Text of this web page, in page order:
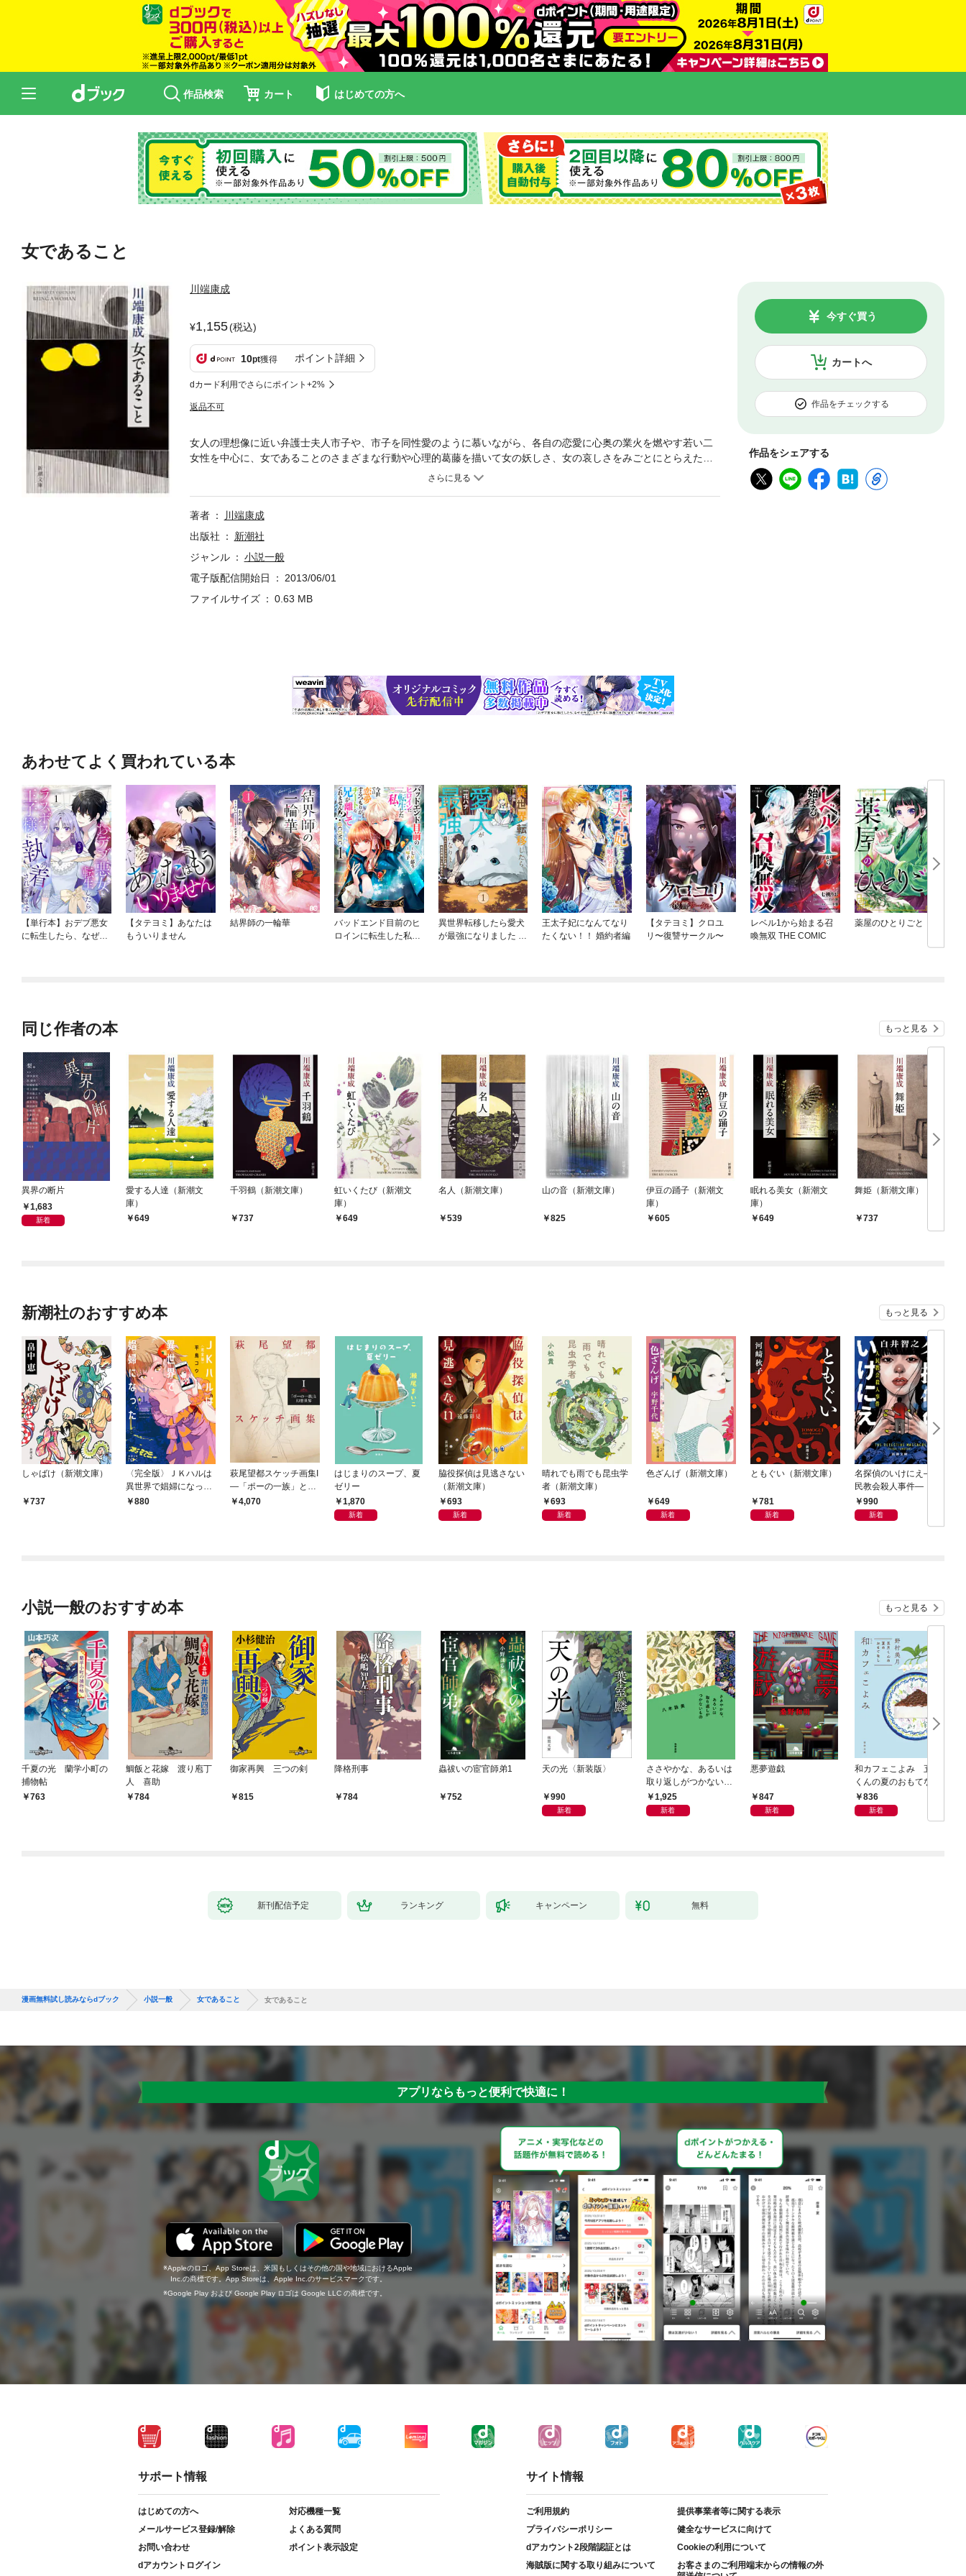
作品検索 カート はじめての方へ
女であること
川端康成
1,155(税込)
10pt獲得 ポイント詳細
dカード利用でさらにポイント+2%
返品不可
カートへ
今すぐ買う
作品をチェックする
作品をシェアする
女人の理想像に近い弁護士夫人市子や、市子を同性愛のように慕いながら、各自の恋愛に心奥の業火を燃やす若い二
女性を中心に、女であることのさまざまな行動や心理的葛藤を描いて女の妖しさ、女の哀しさをみごとにとらえた名
作。ここには、女が女を知る恐怖、女の気づかぬ女の孤独と自負が、女の命のなまなましさと無常の美とをたたえな
著者
川端康成
出版社
新潮社
ジャンル
小説一般
電子版配信開始日
2013/06/01
ファイルサイズ
0.63 MB
あわせてよく買われている本
【単行本】おデブ悪女
に転生したら、なぜか
【タテヨミ】あなたは
もういりません
結界師の一輪華
バッドエンド目前のヒ
ロインに転生した私、
異世界転移したら愛犬
が最強になりました ～
王太子妃になんてなり
たくない！！ 婚約者編
【タテヨミ】クロユ
リ〜復讐サークル〜
レベル1から始まる召
喚無双 THE COMIC
薬屋のひとりごと
同じ作者の本 もっと見る
異界の断片
1,683
新着
愛する人達（新潮文
庫）
649
千羽鶴（新潮文庫）
737
虹いくたび（新潮文
庫）
649
名人（新潮文庫）
539
山の音（新潮文庫）
825
伊豆の踊子（新潮文
庫）
605
眠れる美女（新潮文
庫）
649
舞姫（新潮文庫）
737
新潮社のおすすめ本 もっと見る
しゃばけ（新潮文庫）
737
〈完全版〉ＪＫハルは
異世界で娼婦になった
（新潮文庫nex）
880
萩尾望都スケッチ画集I
—「ポーの一族」と幻
想世界—
4,070
はじまりのスープ、夏
ゼリー
1,870
新着
脇役探偵は見逃さない
（新潮文庫）
693
新着
晴れでも雨でも昆虫学
者（新潮文庫）
693
新着
色ざんげ（新潮文庫）
649
新着
ともぐい（新潮文庫）
781
新着
名探偵のいけにえ—人
民教会殺人事件—（新
潮文庫）
990
新着
小説一般のおすすめ本 もっと見る
千夏の光 蘭学小町の
捕物帖
763
鯛飯と花嫁 渡り庖丁
人 喜助
784
御家再興 三つの剣
815
降格刑事
784
蟲祓いの宦官師弟1
752
天の光〈新装版〉
990
新着
ささやかな、あるいは
取り返しがつかないも
の1,925
新着
悪夢遊戯
847
新着
和カフェこよみ 五月
くんの夏のおもてなし
836
新着
新刊配信予定 ランキング キャンペーン 無料
漫画無料試し読みならdブック 小説一般 女であること 女であること
アプリならもっと便利で快適に！
Appleのロゴ、App Storeは、米国もしくはその他の国や地域におけるApple
Inc.の商標です。App Storeは、Apple Inc.のサービスマークです。
Google Play および Google Play ロゴは Google LLC の商標です。
サポート情報
はじめての方へ
対応機種一覧
メールサービス登録/解除
よくある質問
お問い合わせ
ポイント表示設定
dアカウントログイン
サイト情報
ご利用規約
提供事業者等に関する表示
プライバシーポリシー
健全なサービスに向けて
dアカウント2段階認証とは
Cookieの利用について
海賊版に関する取り組みについて
お客さまのご利用端末からの情報の外